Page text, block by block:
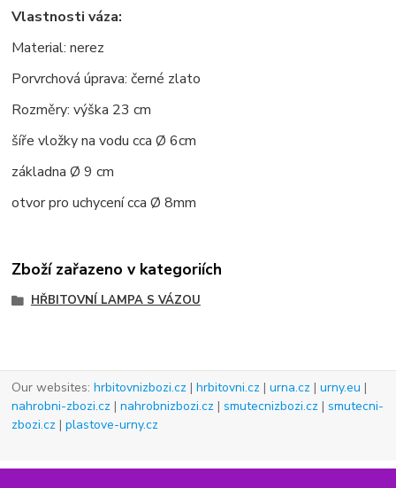
Vlastnosti váza:
Material: nerez
Porvrchová úprava: černé zlato
Rozměry: výška 23 cm
šíře vložky na vodu ccaØ6cm
základnaØ 9 cm
otvor pro uchycení ccaØ8mm
Zboží zařazeno v kategoriích
HŘBITOVNÍ LAMPA S VÁZOU
Our websites:hrbitovnizbozi.cz |hrbitovni.cz |urna.cz |urny.eu |
nahrobni-zbozi.cz |nahrobnizbozi.cz |smutecnizbozi.cz |smutecni-
zbozi.cz |plastove-urny.cz